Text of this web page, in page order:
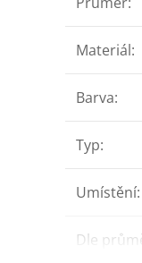
Materiál:
Barva:
Typ:
Umístění:
Dle